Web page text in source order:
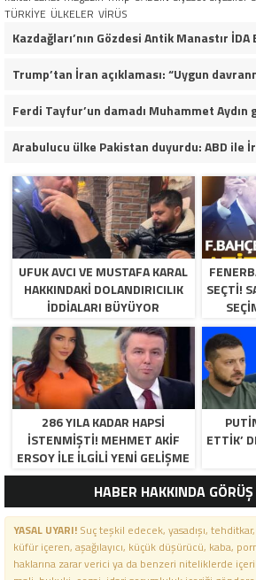
TÜRKİYE ÜLKELER VİRÜS
Ferdi Tayfur’un damadı Muhammet Aydın
Arabulucu ülke Pakistan duyurdu: ABD ile
UFUK AVCI VE MUSTAFA KARAL
HAKKINDAKI DOLANDIRICILIK
İDDIALARI BÜYÜYOR
SEÇTI!
286 YILA KADAR HAPSI
ISTENMIŞTI! MEHMET AKIF
ERSOY ILE ILGILI YENI GELIŞME
ETTIK’
HABER HAKKINDA
YASAL UYARI!Suç teşkil edecek, yasadışı,
küfür içeren, aşağılayıcı, küçük düşürücü, kaba,
haklarına zarar verici ya da benzeri niteliklerde